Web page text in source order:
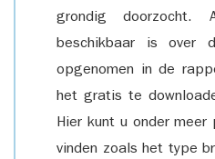
grondig doorzocht.
beschikbaar is over
opgenomen in de
het gratis te
Hier kunt u onder meer
vinden zoals het type